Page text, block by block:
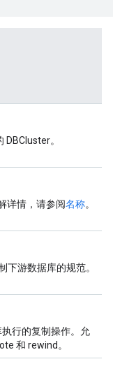
DBCluster。
详情，请参阅名称。
下游数据库的规范。
行的复制操作。允
和 rewind。